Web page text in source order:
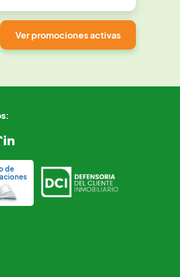
Ver promociones activas
de